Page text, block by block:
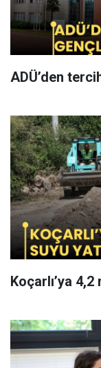
ADÜ’den
Koçarlı’ya